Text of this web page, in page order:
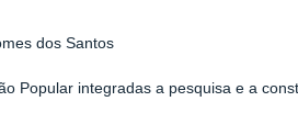
dos Santos
Popular integradas a pesquisa e a